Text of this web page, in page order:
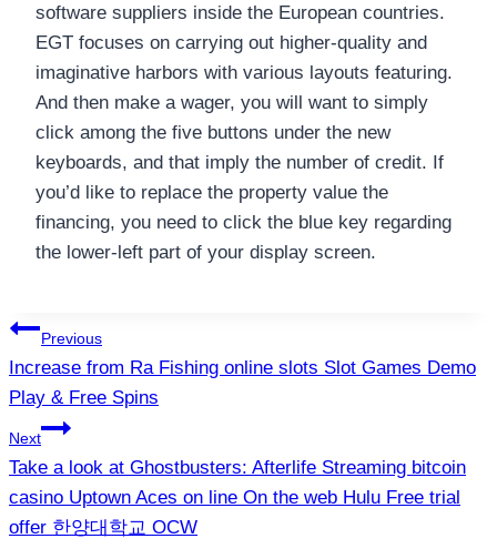
software suppliers inside the European countries.
EGT focuses on carrying out higher-quality and
imaginative harbors with various layouts featuring.
And then make a wager, you will want to simply
click among the five buttons under the new
keyboards, and that imply the number of credit. If
you’d like to replace the property value the
financing, you need to click the blue key regarding
the lower-left part of your display screen.
แนะแนว
เรื่อง
Previous
Increase from Ra Fishing online slots Slot Games Demo
Play & Free Spins
Next
Take a look at Ghostbusters: Afterlife Streaming bitcoin
casino Uptown Aces on line On the web Hulu Free trial
offer 한양대학교 OCW